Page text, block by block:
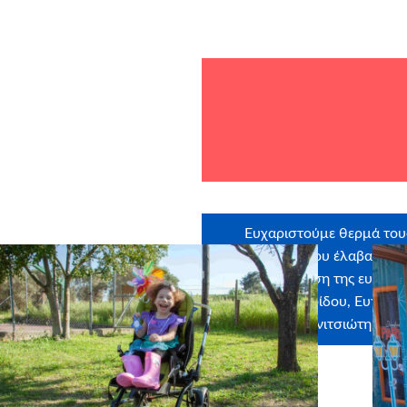
Ευχαριστούμε θερμά
εθελοντές που έλαβαν
στην εκπλήρωση της ευχής:
Παχατουρίδου, Ευγενία
Μπανιτσιώτη